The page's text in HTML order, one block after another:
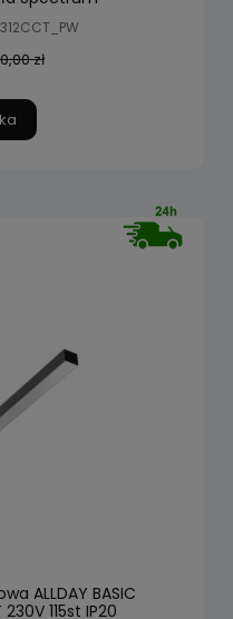
zł
ALLDAY BASIC
115st IP20